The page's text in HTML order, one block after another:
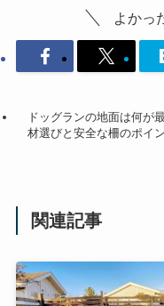
よかっ
ドッグランの地面は何が
材選びと安全な柵のポイ
関連記事